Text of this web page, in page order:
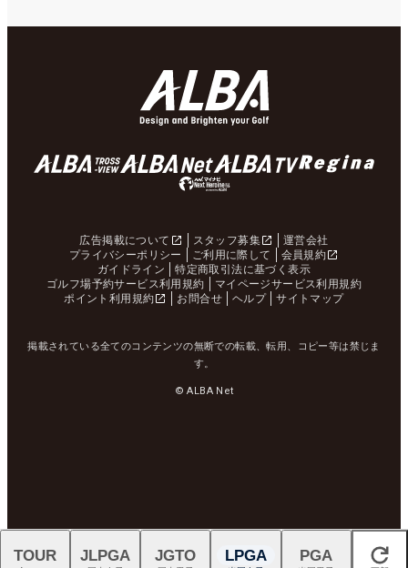
広告掲載について スタッフ募集
運営会社
プライバシーポリシー
ご利用に際して
会員規約
ガイドライン
特定商取引法に基づく表示
ゴルフ場予約サービス利用規約
マイページサービス利用規約
ポイント利用規約
お問合せ ヘルプ サイトマップ
掲載されている全てのコンテンツの無断での転載、転用、コピー等は禁じま
す。
© ALBA Net
閉じる
TOUR JLPGA JGTO LPGA PGA